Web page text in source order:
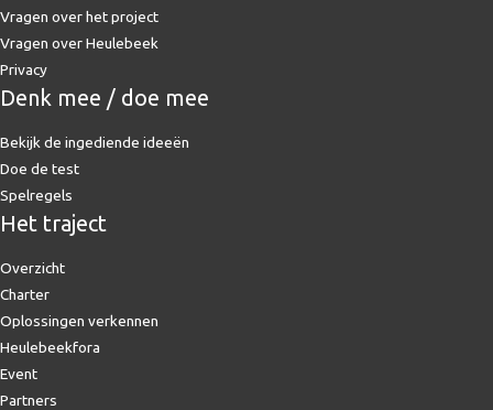
Vragen over het project
Vragen over Heulebeek
Privacy
Denk mee / doe mee
Bekijk de ingediende ideeën
Doe de test
Spelregels
Het traject
Overzicht
Charter
Oplossingen verkennen
Heulebeekfora
Event
Partners